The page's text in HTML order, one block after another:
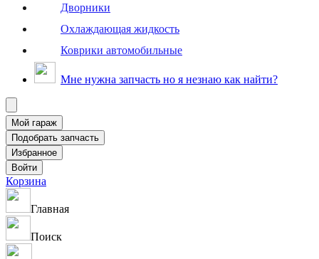
Дворники
Охлаждающая жидкость
Коврики автомобильные
Мне нужна запчасть но я незнаю как найти?
Корзина
Главная
Поиск